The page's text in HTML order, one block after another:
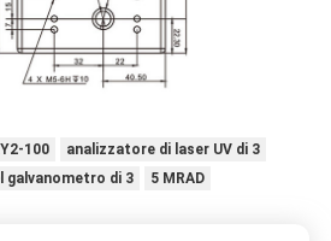
100
analizzatore di laser UV di 3
galvanometro di 3 5 MRAD